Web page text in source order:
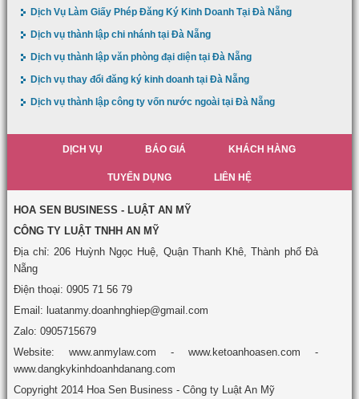
Dịch Vụ Làm Giấy Phép Đăng Ký Kinh Doanh Tại Đà Nẵng
Dịch vụ thành lập chi nhánh tại Đà Nẵng
Dịch vụ thành lập văn phòng đại diện tại Đà Nẵng
Dịch vụ thay đổi đăng ký kinh doanh tại Đà Nẵng
Dịch vụ thành lập công ty vốn nước ngoài tại Đà Nẵng
DỊCH VỤ BÁO GIÁ KHÁCH HÀNG
TUYỂN DỤNG LIÊN HỆ
HOA SEN BUSINESS - LUẬT AN MỸ
CÔNG TY LUẬT TNHH AN MỸ
Địa chỉ: 206 Huỳnh Ngọc Huệ, Quận Thanh Khê, Thành phố Đà
Nẵng
Điện thoại: 0905 71 56 79
Email: luatanmy.doanhnghiep@gmail.com
Zalo: 0905715679
Website: www.anmylaw.com - www.ketoanhoasen.com -
www.dangkykinhdoanhdanang.com
Copyright 2014 Hoa Sen Business - Công ty Luật An Mỹ